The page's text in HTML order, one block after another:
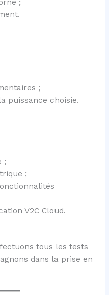
;
;
puissance choisie.
;
;
V2C Cloud.
tous les tests
dans la prise en